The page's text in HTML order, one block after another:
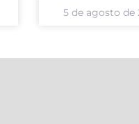
niñas, pero
5 de agosto de